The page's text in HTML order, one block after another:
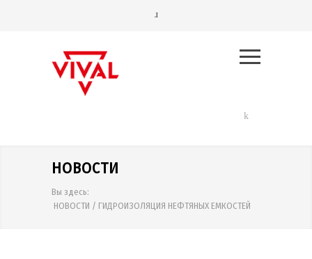
НОВОСТИ
Вы здесь:
НОВОСТИ / ГИДРОИЗОЛЯЦИЯ НЕФТЯНЫХ ЕМКОСТЕЙ